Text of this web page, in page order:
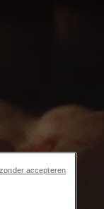
accepteren